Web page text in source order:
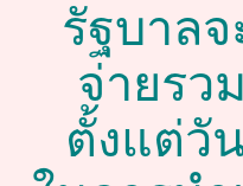
รัฐบาล
จ่ายรว
ตั้งแต่วั